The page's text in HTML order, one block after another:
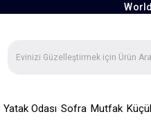
Yatak Odası Sofra Mutfak